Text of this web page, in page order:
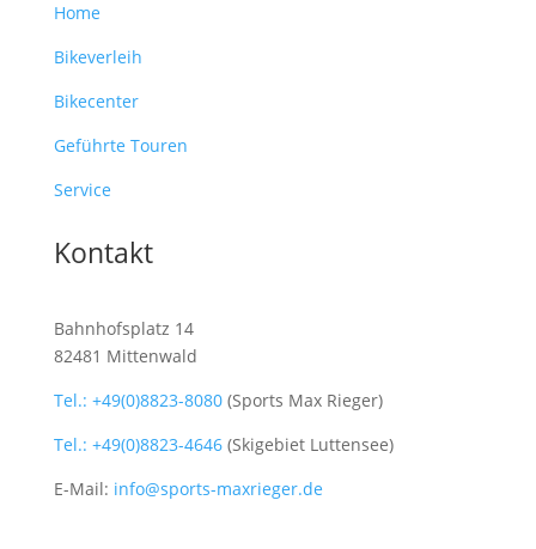
Home
Bikeverleih
Bikecenter
Geführte Touren
Service
Kontakt
Bahnhofsplatz 14
82481 Mittenwald
Tel.: +49(0)8823-8080(Sports Max Rieger)
Tel.: +49(0)8823-4646(Skigebiet Luttensee)
E-Mail: info@sports-maxrieger.de